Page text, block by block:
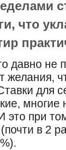
что
давно не
желания,
для
многие
это при
в 2